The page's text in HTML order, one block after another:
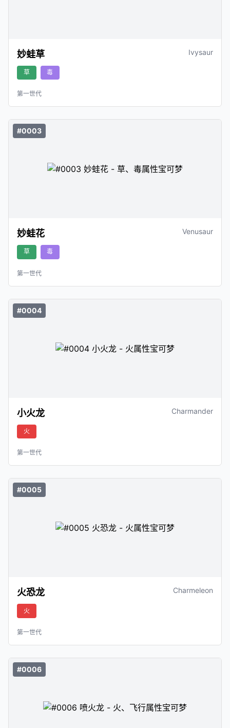
妙蛙草 Ivysaur
草 毒
第一世代
#0003
妙蛙花 Venusaur
草 毒
第一世代
#0004
小火龙 Charmander
火
第一世代
#0005
火恐龙 Charmeleon
火
第一世代
#0006